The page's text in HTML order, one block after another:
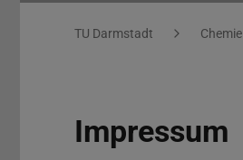
Sie befinden sich hier:
TU Darmstadt Chemie
Impressum